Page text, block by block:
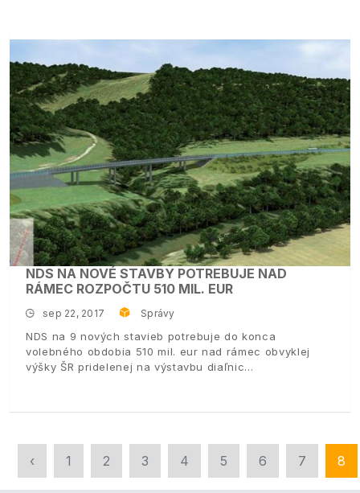
NDS NA NOVÉ STAVBY POTREBUJE NAD
RÁMEC ROZPOČTU 510 MIL. EUR
sep 22, 2017 Správy
NDS na 9 nových stavieb potrebuje do konca
volebného obdobia 510 mil. eur nad rámec obvyklej
výšky ŠR pridelenej na výstavbu diaľnic
‹ 1 2 3 4 5 6 7 8